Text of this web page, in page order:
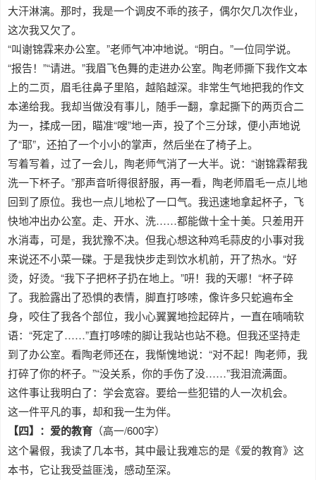
大汗淋漓。那时，我是一个调皮不乖的孩子，偶尔欠几次作业，
这次我又欠了。
“叫谢锦霖来办公室。”老师气冲冲地说。“明白。”一位同学说。
“报告！”“请进。”我眉飞色舞的走进办公室。陶老师撕下我作文本
上的二页，眉毛往鼻子里陷，越陷越深。非常生气地把我的作文
本递给我。我却当做没有事儿，随手一翻，拿起撕下的两页合二
为一，揉成一团，瞄准“嗖”地一声，投了个三分球，便小声地说
了“耶”，还拍了一个小小的掌声，然后坐在了椅子上。
写着写着，过了一会儿，陶老师气消了一大半。说：“谢锦霖帮我
洗一下杯子。”那声音听得很舒服，再一看，陶老师眉毛一点儿地
回到了原位。我也一点儿地松了一口气。我迅速地拿起杯子，飞
快地冲出办公室。走、开水、洗……都能做十全十美。只差用开
水消毒，可是，我犹豫不决。但我心想这种鸡毛蒜皮的小事对我
来说还不小菜一碟。于是我快步走到饮水机前，开了热水。“好
烫，好烫。“我下子把杯子扔在地上。”咞！我的天哪！“杯子碎
了。我脸露出了恐惧的表情，脚直打哆嗦，像许多只蛇遍布全
身，咬住了我各个部位，我小心翼翼地捡起碎片，一直在喃喃软
语：“死定了……”直打哆嗦的脚让我站也站不稳。但我还坚持走
到了办公室。看陶老师还在，我惭愧地说：“对不起！陶老师，我
打碎了你的杯子。”“没关系，你的手伤了没……”我泪流满面。
这件事让我明白了：学会宽容。要给一些犯错的人一次机会。
这一件平凡的事，却和我一生为伴。
【四】：爱的教育 （高一/600字）
这个暑假，我读了几本书，其中最让我难忘的是《爱的教育》这
本书，它让我受益匪浅，感动至深。